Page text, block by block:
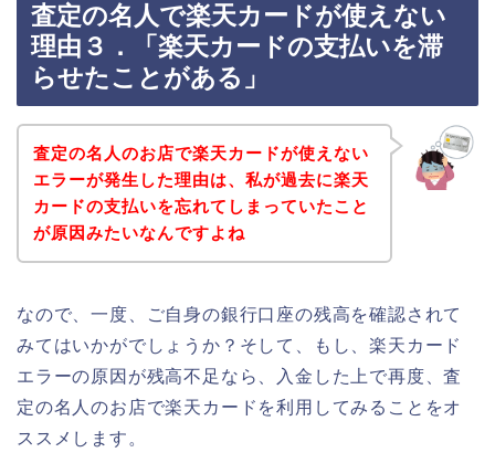
査定の名人で楽天カードが使えない
理由３．「楽天カードの支払いを滞
らせたことがある」
査定の名人のお店で楽天カードが使えない
エラーが発生した理由は、私が過去に楽天
カードの支払いを忘れてしまっていたこと
が原因みたいなんですよね
なので、一度、ご自身の銀行口座の残高を確認されて
みてはいかがでしょうか？そして、もし、楽天カード
エラーの原因が残高不足なら、入金した上で再度、査
定の名人のお店で楽天カードを利用してみることをオ
ススメします。